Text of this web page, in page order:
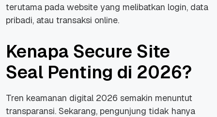
terutama pada website yang melibatkan login, data
pribadi, atau transaksi online.
Kenapa Secure Site
Seal Penting di 2026?
Tren keamanan digital 2026 semakin menuntut
transparansi. Sekarang, pengunjung tidak hanya